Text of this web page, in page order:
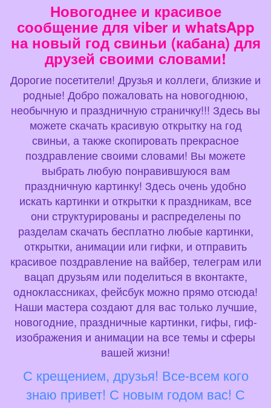
Новогоднее и красивое
сообщение для viber и whatsApp
на новый год свиньи (кабана) для
друзей своими словами!
Дорогие посетители! Друзья и коллеги, близкие и
родные! Добро пожаловать на новогоднюю,
необычную и праздничную страничку!!! Здесь вы
можете скачать красивую открытку на год
свиньи, а также скопировать прекрасное
поздравление своими словами! Вы можете
выбрать любую понравившуюся вам
праздничную картинку! Здесь очень удобно
искать картинки и открытки к праздникам, все
они структурированы и распределены по
разделам скачать бесплатно любые картинки,
открытки, анимации или гифки, и отправить
красивое поздравление на вайбер, телеграм или
вацап друзьям или поделиться в вконтакте,
одноклассниках, фейсбук можно прямо отсюда!
Наши мастера создают для вас только лучшие,
новогодние, праздничные картинки, гифы, гиф-
изображения и анимации на все темы и сферы
вашей жизни!
С крещением, друзья! Все-всем кого
знаю привет! С новым годом вас! С